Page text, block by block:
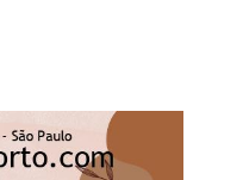
normal
em